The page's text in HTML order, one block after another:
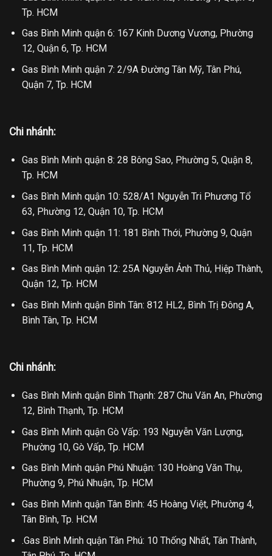
Tp. HCM
Gas Bình Minh quận 6: 167 Kinh Dương Vương, Phường
12, Quận 6, Tp. HCM
Gas Bình Minh quận 7: 2/9A Đường Tân Mỹ, Tân Phú,
Quận 7, Tp. HCM
Chi nhánh:
Gas Bình Minh quận 8: 28 Bông Sao, Phường 5, Quận 8,
Tp. HCM
Gas Bình Minh quận 10: 528/A1 Nguyễn Tri Phương Tổ
63, Phường 12, Quận 10, Tp. HCM
Gas Bình Minh quận 11: 181 Bình Thới, Phường 9, Quận
11, Tp. HCM
Gas Bình Minh quận 12: 25A Nguyễn Ảnh Thủ, Hiệp Thành,
Quận 12, Tp. HCM
Gas Bình Minh quận Bình Tân: 812 HL2, Bình Trị Đông A,
Bình Tân, Tp. HCM
Chi nhánh:
Gas Bình Minh quận Bình Thạnh: 287 Chu Văn An, Phường
12, Bình Thạnh, Tp. HCM
Gas Bình Minh quận Gò Vấp: 193 Nguyễn Văn Lượng,
Phường 10, Gò Vấp, Tp. HCM
Gas Bình Minh quận Phú Nhuận: 130 Hoàng Văn Thụ,
Phường 9, Phú Nhuận, Tp. HCM
Gas Bình Minh quận Tân Bình: 45 Hoàng Việt, Phường 4,
Tân Bình, Tp. HCM
.Gas Bình Minh quận Tân Phú: 10 Thống Nhất, Tân Thành,